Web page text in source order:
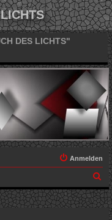
DES LICHTS"
Anmelden
u
c